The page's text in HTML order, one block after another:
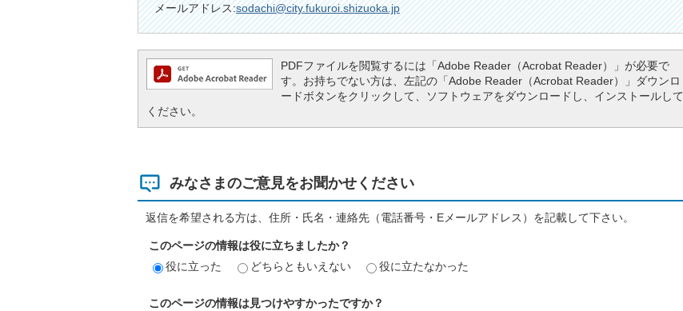
メールアドレス:sodachi@city.fukuroi.shizuoka.jp
PDFファイルを閲覧するには「Adobe Reader（Acrobat Reader）」が必要で
す。お持ちでない方は、左記の「Adobe Reader（Acrobat Reader）」ダウンロ
ードボタンをクリックして、ソフトウェアをダウンロードし、インストールして
ください。
みなさまのご意見をお聞かせください
返信を希望される方は、住所・氏名・連絡先（電話番号・Eメールアドレス）を記載して下さい。
このページの情報は役に立ちましたか？
役に立った
どちらともいえない 役に立たなかった
このページの情報は見つけやすかったですか？